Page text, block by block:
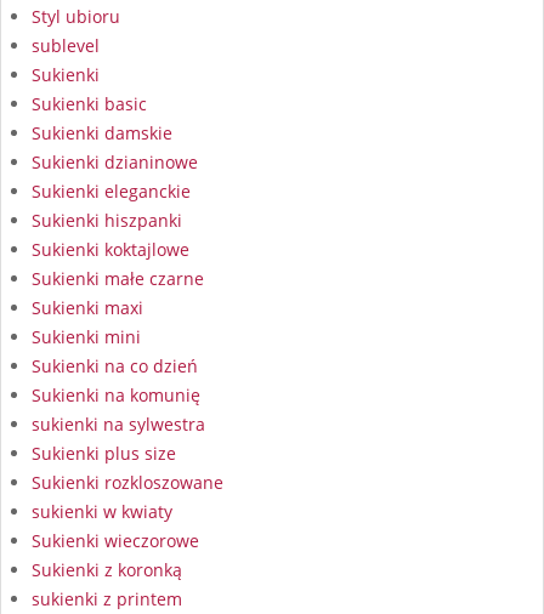
Styl ubioru
sublevel
Sukienki
Sukienki basic
Sukienki damskie
Sukienki dzianinowe
Sukienki eleganckie
Sukienki hiszpanki
Sukienki koktajlowe
Sukienki małe czarne
Sukienki maxi
Sukienki mini
Sukienki na co dzień
Sukienki na komunię
sukienki na sylwestra
Sukienki plus size
Sukienki rozkloszowane
sukienki w kwiaty
Sukienki wieczorowe
Sukienki z koronką
sukienki z printem